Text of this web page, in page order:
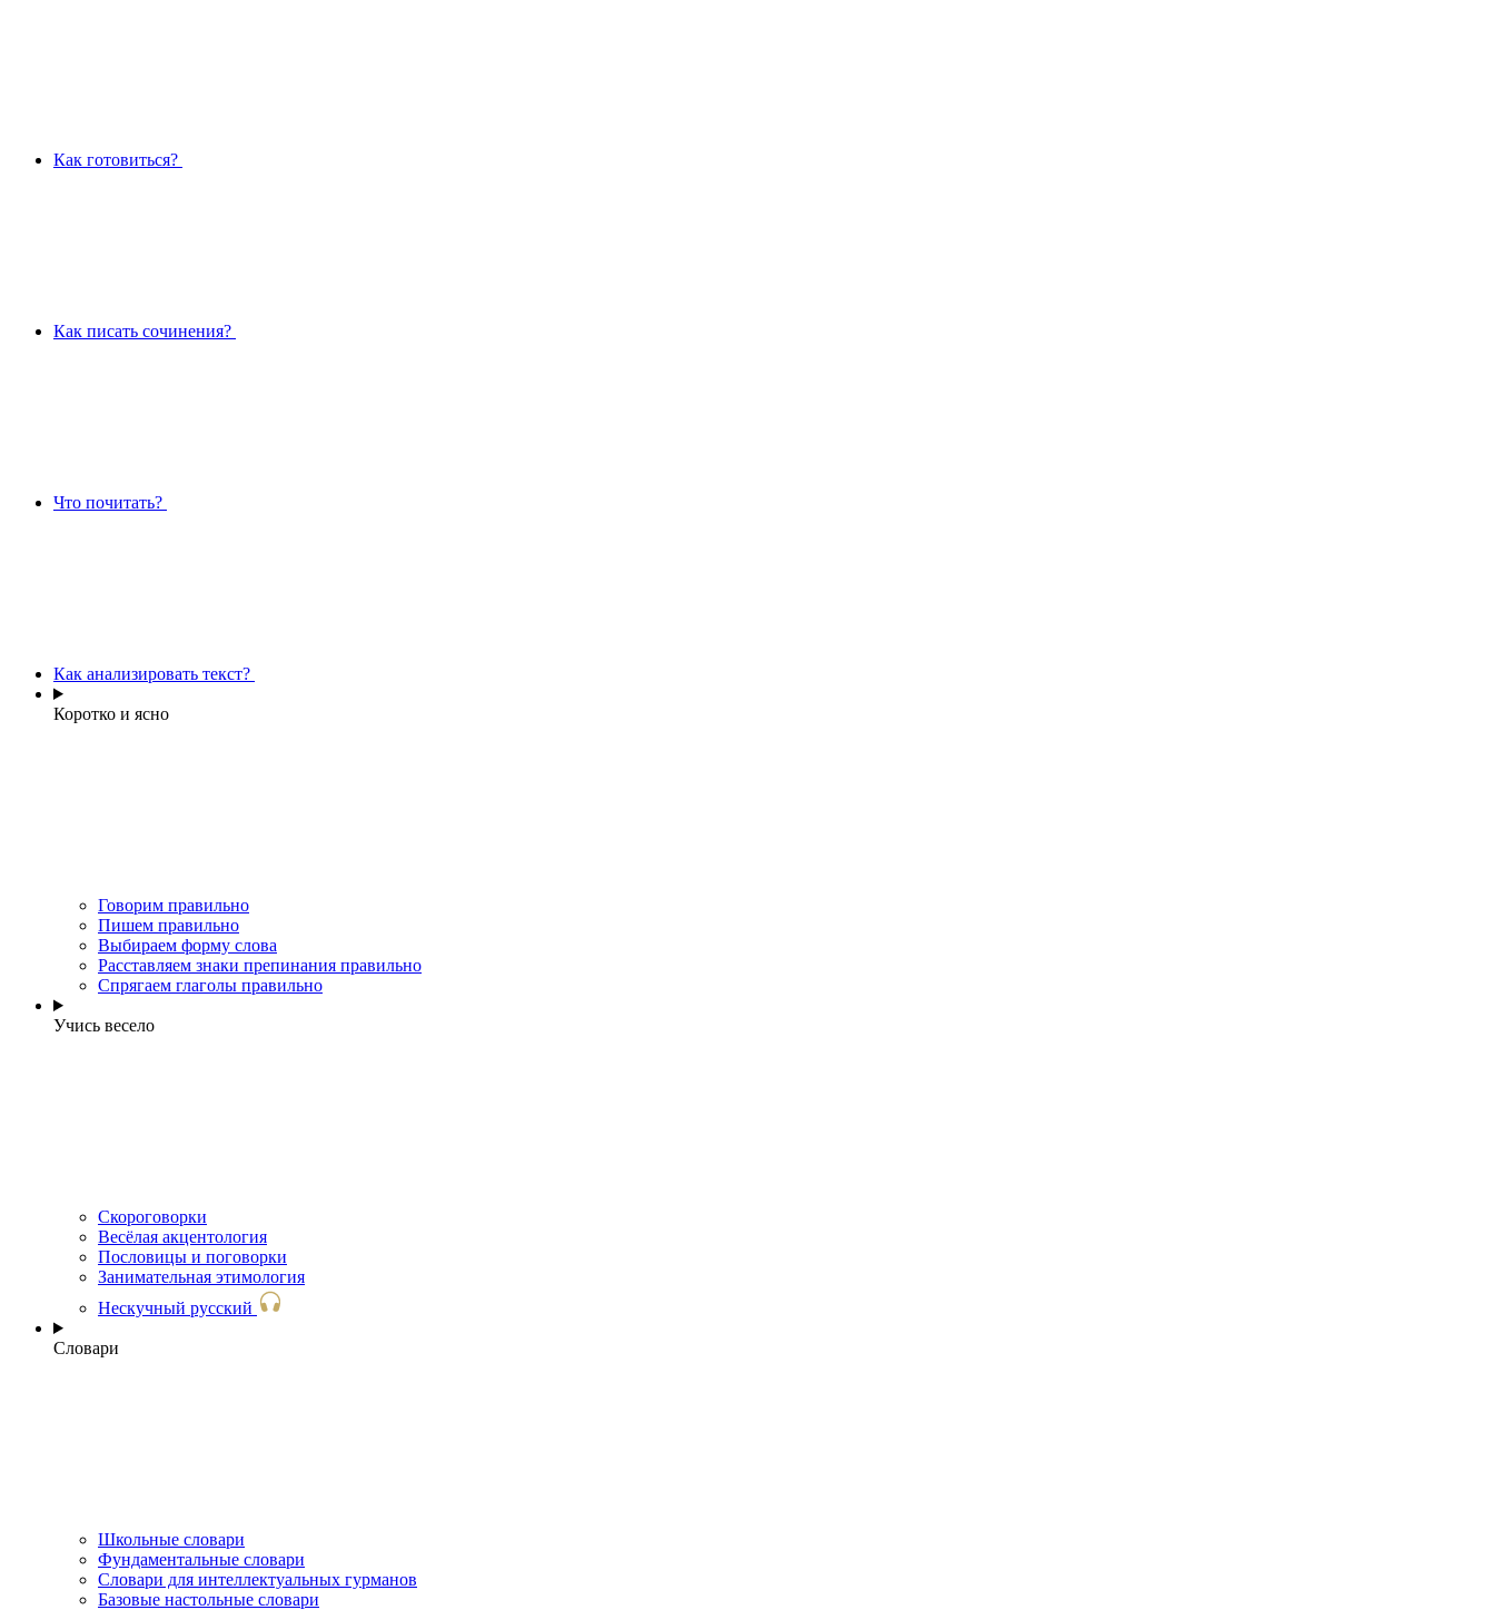
Как готовиться?
Как писать сочинения?
Что почитать?
Как анализировать текст?
Коротко и ясно
Говорим правильно
Пишем правильно
Выбираем форму слова
Расставляем знаки препинания правильно
Спрягаем глаголы правильно
Учись весело
Скороговорки
Весёлая акцентология
Пословицы и поговорки
Занимательная этимология
Нескучный русский
Словари
Школьные словари
Фундаментальные словари
Словари для интеллектуальных гурманов
Базовые настольные словари